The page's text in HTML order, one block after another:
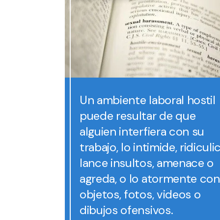
Un ambiente laboral hostil
puede resultar de que
alguien interfiera con su
trabajo, lo intimide,
lance insultos, amenace o
agreda, o lo atormente con
objetos, fotos, videos o
dibujos ofensivos.